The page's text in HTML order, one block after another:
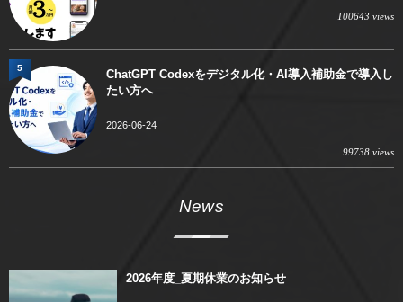
100643 views
ChatGPT Codexをデジタル化・AI導入補助金で導入し
たい方へ
2026-06-24
99738 views
5
News
2026年度_夏期休業のお知らせ